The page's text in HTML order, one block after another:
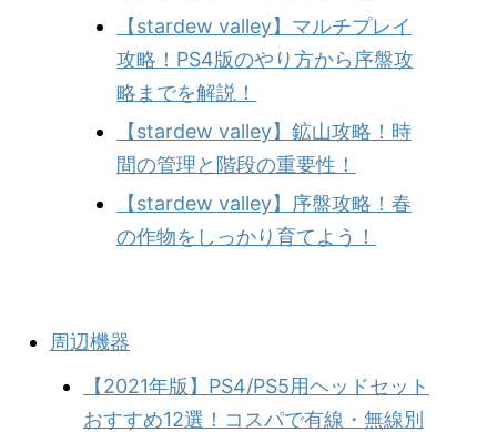
【stardew valley】マルチプレイ
攻略！PS4版のやり方から序盤攻
略までを解説！
【stardew valley】鉱山攻略！時
間の管理と階段の重要性！
【stardew valley】序盤攻略！春
の作物をしっかり育てよう！
周辺機器
【2021年版】PS4/PS5用ヘッドセット
おすすめ12選！コスパで有線・無線別